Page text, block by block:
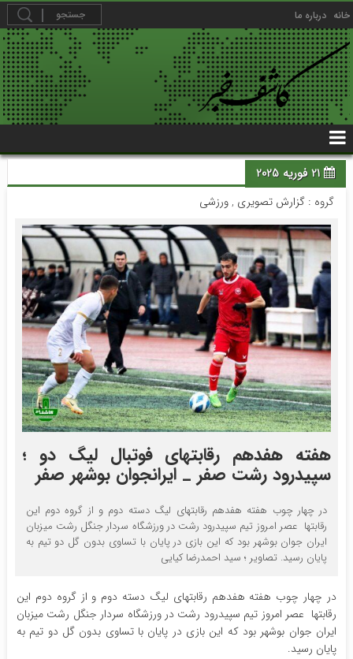
خانه درباره ما
21 فوریه 2025
گروه :گزارش تصویری ,ورزشی
هفته هفدهم رقابتهای فوتبال لیگ دو ؛
سپیدرود رشت صفر _ ایرانجوان بوشهر صفر
در چهار چوب هفته هفدهم رقابتهای لیگ دسته دوم و از گروه دوم این
رقابتها عصر امروز تیم سپیدرود رشت در ورزشگاه سردار جنگل رشت میزبان
ایران جوان بوشهر بود که این بازی در پایان با تساوی بدون گل دو تیم به
پایان رسید. تصاویر ؛ سید احمدرضا کیایی
در چهار چوب هفته هفدهم رقابتهای لیگ دسته دوم و از گروه دوم این
رقابتها عصر امروز تیم سپیدرود رشت در ورزشگاه سردار جنگل رشت میزبان
ایران جوان بوشهر بود که این بازی در پایان با تساوی بدون گل دو تیم به
پایان رسید.